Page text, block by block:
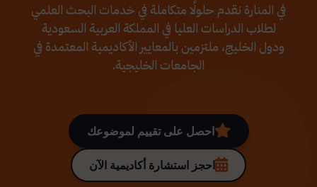
في المنارة نقدم حلولًا متكاملة في خدمات البحث العلمي
لطلاب الدراسات العليا في المملكة العربية السعودية
ودول الخليج، ملتزمين بالمعايير الأكاديمية المعتمدة في
الجامعات الخليجية.
احصل على تقييم لموضوعك
احجز استشارة أكاديمية الآن